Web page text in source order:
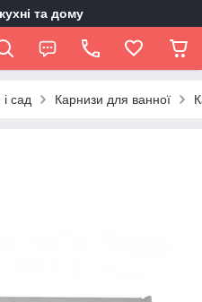
та дому
і сад Карнизи для ванної